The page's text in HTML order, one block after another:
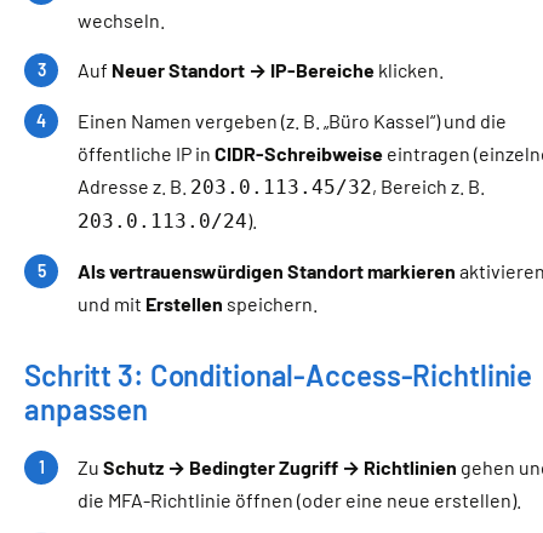
wechseln.
Auf Neuer Standort → IP-Bereiche klicken.
Einen Namen vergeben (z. B. „Büro Kassel“) und die
öffentliche IP in CIDR-Schreibweise eintragen
Adresse z. B. 203.0.113.45/32, Bereich z. B.
203.0.113.0/24).
Als vertrauenswürdigen Standort markieren
und mit Erstellen speichern.
Schritt 3: Conditional-Access-Richtlinie
anpassen
Zu Schutz → Bedingter Zugriff → Richtlinien gehen
die MFA-Richtlinie öffnen (oder eine neue erstellen).